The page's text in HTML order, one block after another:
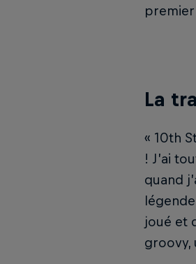
La
« 10th
! J’ai
quand
joué et
groovy,